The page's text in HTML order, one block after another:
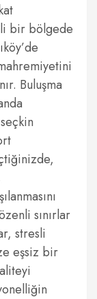
bir bölgede
Buluşma
sınırlar
stresli
eşsiz bir